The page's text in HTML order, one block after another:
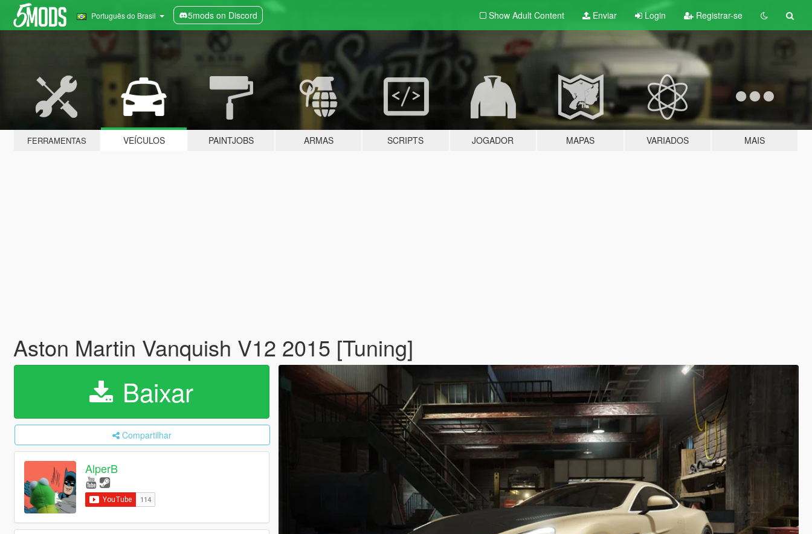
Português do Brasil 5mods on Discord Show Adult Content Enviar Login Registrar-se
FERRAMENTAS VEÍCULOS PAINTJOBS ARMAS SCRIPTS JOGADOR MAPAS VARIADOS MAIS
Aston Martin Vanquish V12 2015 [Tuning]
Baixar
Compartilhar
AlperB